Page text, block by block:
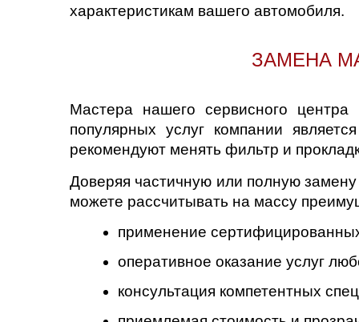
характеристикам вашего автомобиля.
ЗАМЕНА
Мастера нашего сервисного
популярных услуг компании
рекомендуют менять фильтр и
Доверяя частичную или полную
можете рассчитывать на массу
применение
оперативное оказание услуг
консультация компетентных